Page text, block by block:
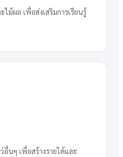
ม้ผล เพื่อส่งเสริมการเรียนรู้
อื่นๆ เพื่อสร้างรายได้และ